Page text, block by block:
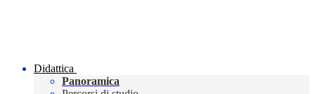
Didattica
Panoramica